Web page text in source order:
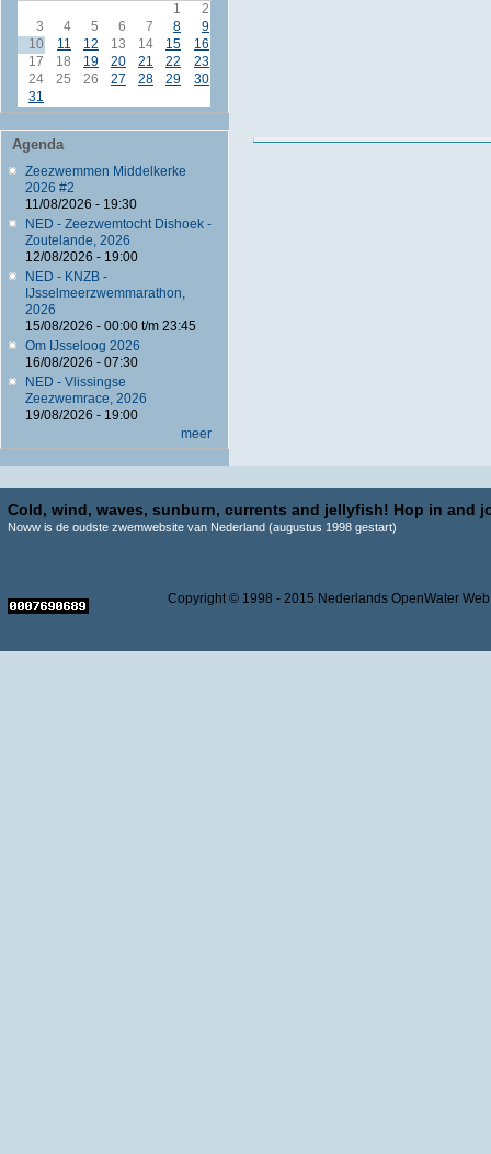
1
2
3
4 5 6 7 8
9
10
11 12 13 14 15
16
17
18 19 20 21 22
23
24
25 26 27 28 29
30
31
Agenda
Zeezwemmen Middelkerke
2026 #2
11/08/2026 - 19:30
NED - Zeezwemtocht Dishoek -
Zoutelande, 2026
12/08/2026 - 19:00
NED - KNZB -
IJsselmeerzwemmarathon,
2026
15/08/2026 - 00:00t/m 23:45
Om IJsseloog 2026
16/08/2026 - 07:30
NED - Vlissingse
Zeezwemrace, 2026
19/08/2026 - 19:00
meer
Cold, wind, waves, sunburn, currents and jellyfish! Hop in and
Noww is de oudste zwemwebsite van Nederland (augustus 1998 gestart)
Copyright © 1998 - 2015 Nederlands OpenWater